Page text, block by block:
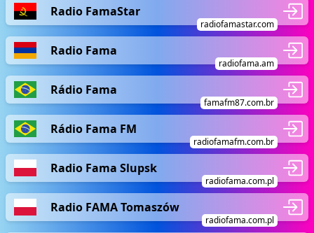
Radio FamaStar
radiofamastar.com
Radio Fama
radiofama.am
Rádio Fama
famafm87.com.br
Rádio Fama FM
radiofamafm.com.br
Radio Fama Slupsk
radiofama.com.pl
Radio FAMA Tomaszów
radiofama.com.pl